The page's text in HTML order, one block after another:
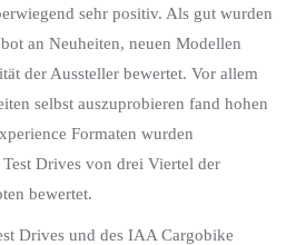
sehr positiv. Als gut wurden
an Neuheiten, neuen Modellen
der Aussteller bewertet. Vor allem
selbst auszuprobieren fand hohen
Formaten wurden
Drives von drei Viertel der
bewertet.
Drives und des IAA Cargobike